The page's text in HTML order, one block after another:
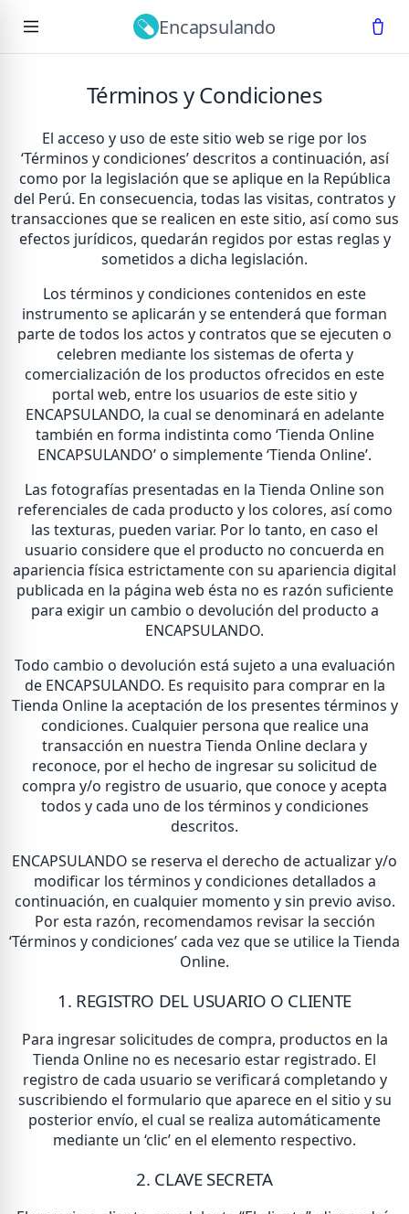
Encapsulando
Términos y Condiciones
El acceso y uso de este sitio web se rige por los
‘Términos y condiciones’ descritos a continuación, así
como por la legislación que se aplique en la República
del Perú. En consecuencia, todas las visitas, contratos y
transacciones que se realicen en este sitio, así como sus
efectos jurídicos, quedarán regidos por estas reglas y
sometidos a dicha legislación.
Los términos y condiciones contenidos en este
instrumento se aplicarán y se entenderá que forman
parte de todos los actos y contratos que se ejecuten o
celebren mediante los sistemas de oferta y
comercialización de los productos ofrecidos en este
portal web, entre los usuarios de este sitio y
ENCAPSULANDO, la cual se denominará en adelante
también en forma indistinta como ‘Tienda Online
ENCAPSULANDO’ o simplemente ‘Tienda Online’.
Las fotografías presentadas en la Tienda Online son
referenciales de cada producto y los colores, así como
las texturas, pueden variar. Por lo tanto, en caso el
usuario considere que el producto no concuerda en
apariencia física estrictamente con su apariencia digital
publicada en la página web ésta no es razón suficiente
para exigir un cambio o devolución del producto a
ENCAPSULANDO.
Todo cambio o devolución está sujeto a una evaluación
de ENCAPSULANDO. Es requisito para comprar en la
Tienda Online la aceptación de los presentes términos y
condiciones. Cualquier persona que realice una
transacción en nuestra Tienda Online declara y
reconoce, por el hecho de ingresar su solicitud de
compra y/o registro de usuario, que conoce y acepta
todos y cada uno de los términos y condiciones
descritos.
ENCAPSULANDO se reserva el derecho de actualizar y/o
modificar los términos y condiciones detallados a
continuación, en cualquier momento y sin previo aviso.
Por esta razón, recomendamos revisar la sección
‘Términos y condiciones’ cada vez que se utilice la Tienda
Online.
1. REGISTRO DEL USUARIO O CLIENTE
Para ingresar solicitudes de compra, productos en la
Tienda Online no es necesario estar registrado. El
registro de cada usuario se verificará completando y
suscribiendo el formulario que aparece en el sitio y su
posterior envío, el cual se realiza automáticamente
mediante un ‘clic’ en el elemento respectivo.
2. CLAVE SECRETA